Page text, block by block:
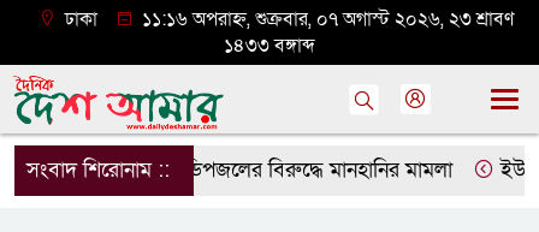
ঢাকা
১১:১৬ অপরাহ্ন, শুক্রবার, ০৭ অগাস্ট ২০২৬, ২৩ শ্রাবণ
১৪৩৩ বঙ্গাব্দ
সংবাদ শিরোনাম ::ডিপজলের বিরুদ্ধে মানহানির মামলা